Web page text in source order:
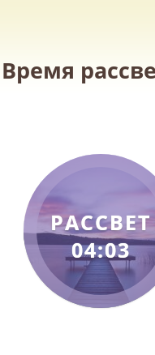
Время
РАССВЕТ
04:03